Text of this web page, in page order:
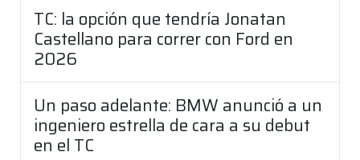
TC: la opción que tendría Jonatan
Castellano para correr con Ford en
2026
Un paso adelante: BMW anunció a un
ingeniero estrella de cara a su debut
en el TC